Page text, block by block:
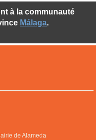
de Alameda
à la communauté
Málaga.